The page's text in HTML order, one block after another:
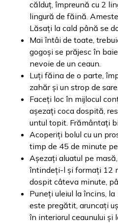
călduț, împreună cu 2
lingură de făină.
Lăsați la cald până se
Mai întâi de toate,
gogoși se prăjesc în
nevoie de un ceaun.
Luți făina de o parte,
zahăr și un strop de sare.
Faceți loc în mijlocul
așezați coca dospită,
untul topit. Frământați
Acoperiți bolul cu un
timp de 45 de minute
Așezați aluatul pe
întindeți-l și formați 12
dospit câteva minute,
Puneți uleiul la încins, la
este pregătit, aruncați
în interiorul ceaunului și